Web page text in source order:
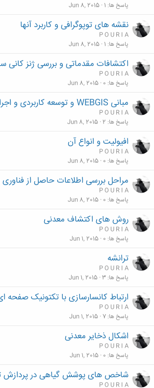
پاسخ ها 1
Jun 8, 2015
نقشه های توپوگرافی و کاربرد آنها
P O U R I A
پاسخ ها 1
Jun 8, 2015
اکتشافات مقدماتی و بررسی ژنز کانی
P O U R I A
پاسخ ها 0
Jun 8, 2015
مبانی WEBGIS و توسعه کاربردی و اجرا
P O U R I A
پاسخ ها 2
Jun 8, 2015
افیولیت و انواع آن
P O U R I A
پاسخ ها 0
Jun 8, 2015
مراحل بررسی اطلاعات حاصل از
P O U R I A
پاسخ ها 0
Jun 8, 2015
روش های اکتشاف معدنی
P O U R I A
پاسخ ها 0
Jun 1, 2015
ترانشه
P O U R I A
پاسخ ها 3
Jun 1, 2015
ارتباط کانسارسازی با تکتونیک صفحه
P O U R I A
پاسخ ها 7
Jun 1, 2015
اشکال ذخایر معدنی
P O U R I A
پاسخ ها 0
Jun 1, 2015
شاخص های پوشش گیاهی در پردازش
P O U R I A